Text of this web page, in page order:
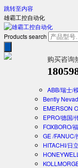
跳转至内容
雄霸工控自动化
Products search
购买咨询
ABB/瑞士/
Bently
EMERSON
EPRO/德国/
FOXBORO/
GE /FANUC/
HITACHI/日